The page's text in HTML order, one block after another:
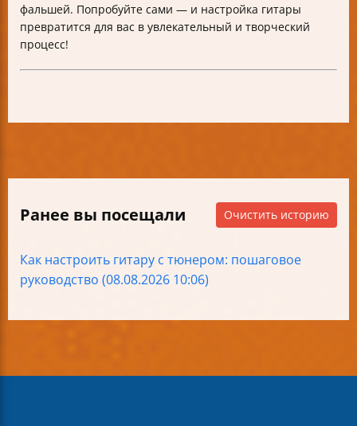
фальшей. Попробуйте сами — и настройка гитары
превратится для вас в увлекательный и творческий
процесс!
Ранее вы посещали Очистить историю
Как настроить гитару с тюнером: пошаговое
руководство (08.08.2026 10:06)